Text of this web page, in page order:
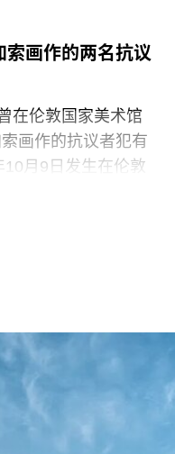
索画作的两名抗议
在伦敦国家美术馆
画作的抗议者犯有
月9日发生在伦敦
·哈莱（Jai Halai）
）。这张照
拉（Ali
困加沙希法医院
年诉求”（Youth
组织“停止石油”